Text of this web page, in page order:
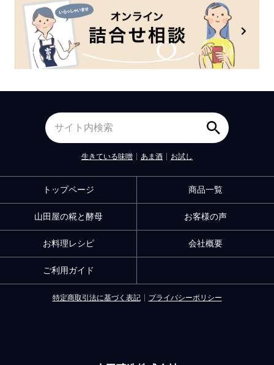
生きている味噌 あま酒 お試し
トップページ 商品一覧
山田屋の糀と酵母 お客様の声
お料理レシピ 会社概要
ご利用ガイド
特定商取引法に基づく表記 プライバシーポリシー